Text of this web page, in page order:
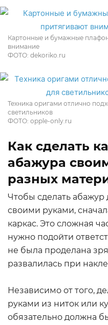
Картонные и бумажные
внимание
ФОТО: dekoriko.ru
Техника оригами отлично
светильников
ФОТО: opple-only.ru
Как сделать
абажура
разных
Чтобы сделать
своими руками,
каркас. Это сложная
нужно подойти
не была проделана
развалилась при
Независимо от того,
руками из ниток или
обязательно должна